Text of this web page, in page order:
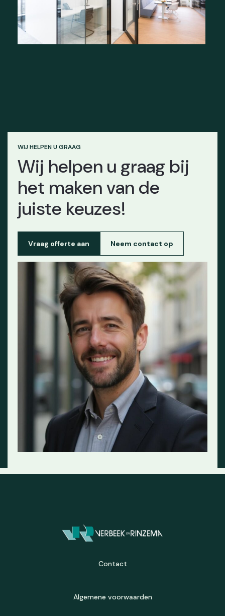
WIJ HELPEN U GRAAG
Wij helpen u graag bij
het maken van de
juiste keuzes!
Vraag offerte aan Neem contact op
Contact
Algemene voorwaarden